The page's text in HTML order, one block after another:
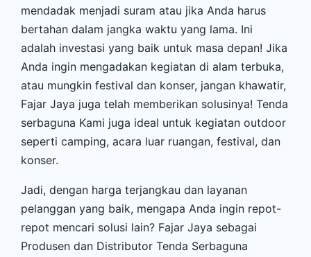
mendadak menjadi suram atau jika Anda harus
bertahan dalam jangka waktu yang lama. Ini
adalah investasi yang baik untuk masa depan! Jika
Anda ingin mengadakan kegiatan di alam terbuka,
atau mungkin festival dan konser, jangan khawatir,
Fajar Jaya juga telah memberikan solusinya! Tenda
serbaguna Kami juga ideal untuk kegiatan outdoor
seperti camping, acara luar ruangan, festival, dan
konser.
Jadi, dengan harga terjangkau dan layanan
pelanggan yang baik, mengapa Anda ingin repot-
repot mencari solusi lain? Fajar Jaya sebagai
Produsen dan Distributor Tenda Serbaguna